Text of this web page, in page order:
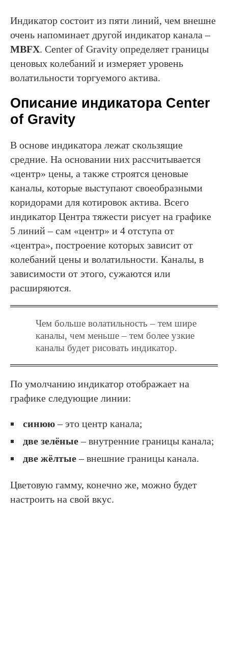
Индикатор состоит из пяти линий, чем внешне
очень напоминает другой индикатор канала –
MBFX. Center of Gravity определяет границы
ценовых колебаний и измеряет уровень
волатильности торгуемого актива.
Описание индикатора Center
of Gravity
В основе индикатора лежат скользящие
средние. На основании них рассчитывается
«центр» цены, а также строятся ценовые
каналы, которые выступают своеобразными
коридорами для котировок актива. Всего
индикатор Центра тяжести рисует на графике
5 линий – сам «центр» и 4 отступа от
«центра», построение которых зависит от
колебаний цены и волатильности. Каналы, в
зависимости от этого, сужаются или
расширяются.
Чем больше волатильность – тем шире
каналы, чем меньше – тем более узкие
каналы будет рисовать индикатор.
По умолчанию индикатор отображает на
графике следующие линии:
синюю– это центр канала;
две зелёные– внутренние границы канала;
две жёлтые– внешние границы канала.
Цветовую гамму, конечно же, можно будет
настроить на свой вкус.